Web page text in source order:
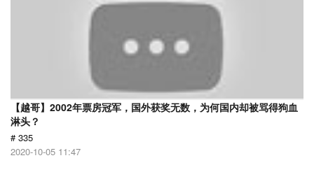
【越哥】2002年票房冠军，国外获奖无数，为何国内却被骂得狗血
淋头？
# 335
2020-10-05 11:47